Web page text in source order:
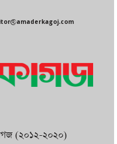
কাগজ (২০১২-২০২০)